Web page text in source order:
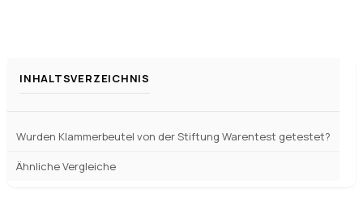
INHALTSVERZEICHNIS
Wurden Klammerbeutel von der Stiftung Warentest getestet?
Ähnliche Vergleiche